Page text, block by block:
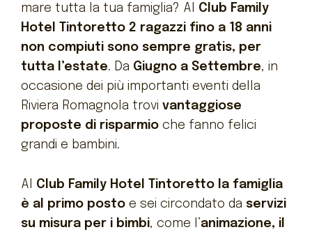
mare tutta la tua famiglia? Al Club Family
Hotel Tintoretto 2 ragazzi fino a 18 anni
non compiuti sono sempre gratis, per
tutta l’estate. Da Giugno a Settembre, in
occasione dei più importanti eventi della
Riviera Romagnola trovi vantaggiose
proposte di risparmio che fanno felici
grandi e bambini.
Al Club Family Hotel Tintoretto la famiglia
è al primo posto e sei circondato da servizi
su misura per i bimbi, come l’animazione, il
Lavora con noi